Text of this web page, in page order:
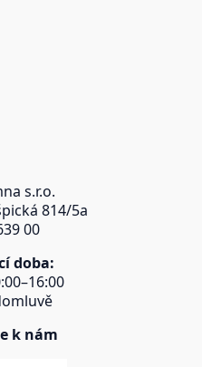
s.r.o.
814/5a
00
doba:
k nám